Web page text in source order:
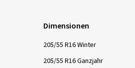
Dimensionen
205/55 R16 Winter
205/55 R16 Ganzjahr